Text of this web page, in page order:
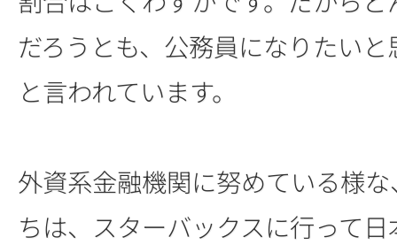
だろうとも、公務員になりたい
と言われています。
外資系金融機関に努めている様
ちは、スターバックスに行って